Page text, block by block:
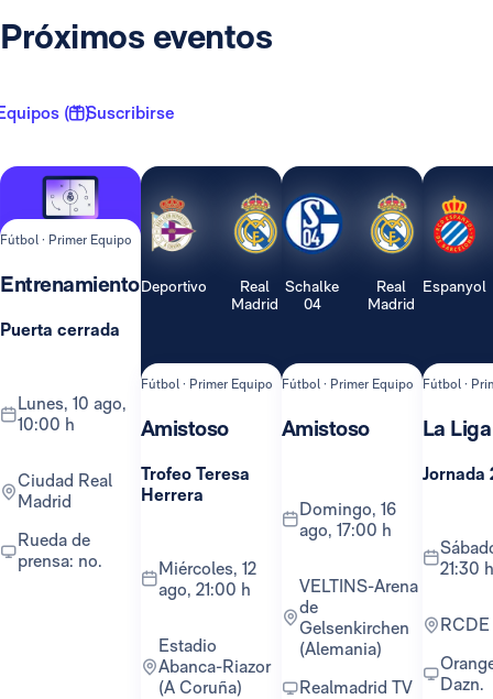
Próximos eventos
( 1 )Suscribirse
Fútbol · Primer Equipo
Entrenamiento
Puerta cerrada
lunes, 10 ago,
10:00 h
Ciudad Real
Madrid
Rueda de
prensa: no.
Deportivo
Real
Madrid
Fútbol · Primer Equipo
Amistoso
Trofeo Teresa
Herrera
miércoles, 12
ago, 21:00 h
Estadio
Abanca-Riazor
(A Coruña)
Schalke
04
Real
Madrid
Fútbol · Primer Equipo
Amistoso
domingo, 16
ago, 17:00 h
VELTINS-Arena
de
Gelsenkirchen
(Alemania)
Realmadrid TV
Espanyol
Fútbol ·
La Liga
Jornada
sábado, 22 ago,
21:30 h
Orange TV y
Dazn.